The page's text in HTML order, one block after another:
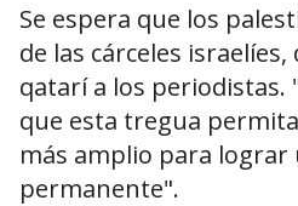
Se espera que los
de las cárceles
qatarí a los periodistas.
que esta tregua
más amplio para lograr
permanente".